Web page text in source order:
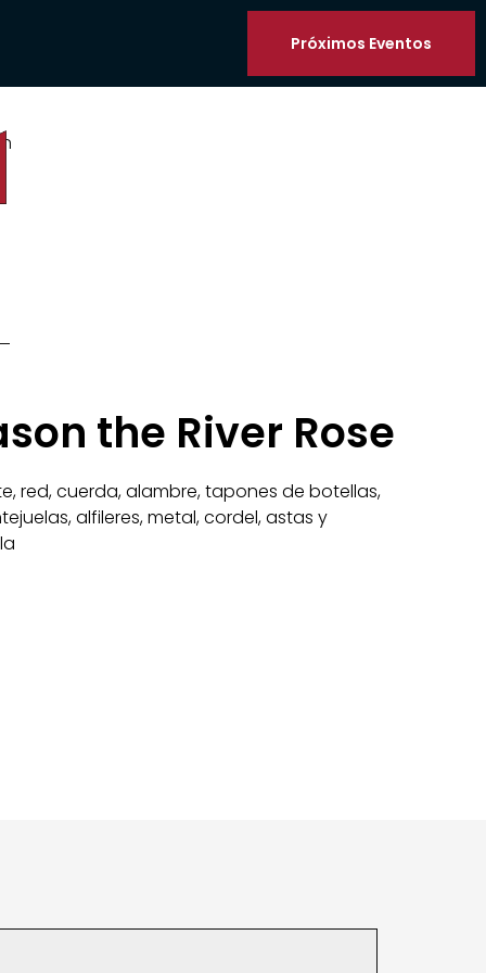
Próximos Eventos
the River Rose
red, cuerda, alambre, tapones de botellas,
alfileres, metal, cordel, astas y